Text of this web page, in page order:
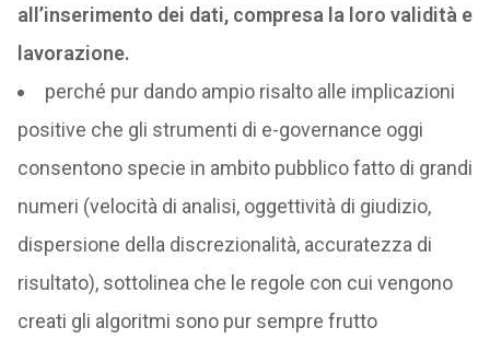
all’inserimento dei dati, compresa la loro validità e
lavorazione.
perché pur dando ampio risalto alle implicazioni
positive che gli strumenti di e-governance oggi
consentono specie in ambito pubblico fatto di grandi
numeri (velocità di analisi, oggettività di giudizio,
dispersione della discrezionalità, accuratezza di
risultato), sottolinea che le regole con cui vengono
creati gli algoritmi sono pur sempre frutto